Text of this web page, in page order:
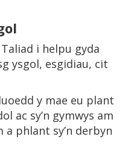
Taliad i helpu gyda
ysgol, esgidiau, cit
y mae eu plant
ac sy’n gymwys am
phlant sy’n derbyn